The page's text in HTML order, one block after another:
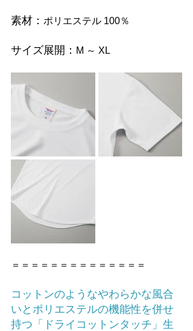
素材： ポリエステル 100％
サイズ展開： M ～ XL
＝＝＝＝＝＝＝＝＝＝＝＝＝＝
コットンのようなやわらかな風合
いとポリエステルの機能性を併せ
持つ「ドライコットンタッチ」生